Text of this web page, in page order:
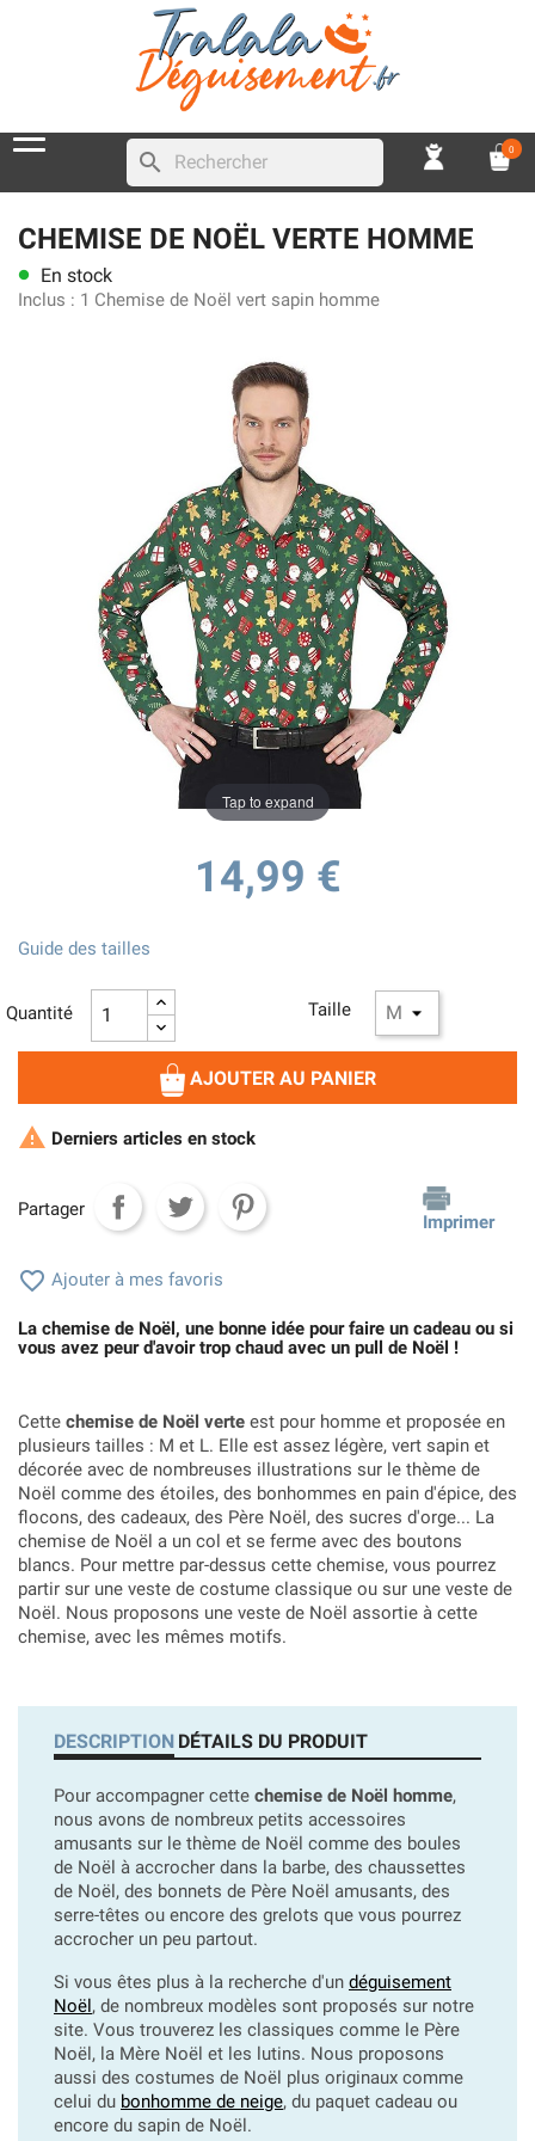
search 0
CHEMISE DE NOËL VERTE HOMME
lens En stock
Inclus : 1 Chemise de Noël vert sapin homme
Tap to expand
14,99 €
Taille
Guide des tailles
Quantité
AJOUTER AU PANIER
 Derniers articles en stock
Partager
Imprimer
 Ajouter à mes favoris
La chemise de Noël, une bonne idée pour faire un cadeau ou si
vous avez peur d'avoir trop chaud avec un pull de Noël !
Cette chemise de Noël verte est pour homme et proposée en
plusieurs tailles : M et L. Elle est assez légère, vert sapin et
décorée avec de nombreuses illustrations sur le thème de
Noël comme des étoiles, des bonhommes en pain d'épice, des
flocons, des cadeaux, des Père Noël, des sucres d'orge... La
chemise de Noël a un col et se ferme avec des boutons
blancs. Pour mettre par-dessus cette chemise, vous pourrez
partir sur une veste de costume classique ou sur une veste de
Noël. Nous proposons une veste de Noël assortie à cette
chemise, avec les mêmes motifs.
DESCRIPTION DÉTAILS DU PRODUIT
Pour accompagner cette chemise de Noël homme,
nous avons de nombreux petits accessoires
amusants sur le thème de Noël comme des boules
de Noël à accrocher dans la barbe, des chaussettes
de Noël, des bonnets de Père Noël amusants, des
serre-têtes ou encore des grelots que vous pourrez
accrocher un peu partout.
Si vous êtes plus à la recherche d'un déguisement
Noël, de nombreux modèles sont proposés sur notre
site. Vous trouverez les classiques comme le Père
Noël, la Mère Noël et les lutins. Nous proposons
aussi des costumes de Noël plus originaux comme
celui du bonhomme de neige, du paquet cadeau ou
encore du sapin de Noël.